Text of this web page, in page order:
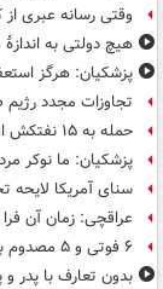
وقتی رسانه عبری از
هیچ دولتی به
پزشکیان: هرگز
تجاوزات مجدد
حمله به ۱۵ نفتکش‌ اماراتی از ابتدای جنگ
پزشکیان: ما نوکر
سنای آمریکا لایحه
عراقچی: زمان آن
۶ فوتی و ۵ مصدوم بر اثر تصادف زنجیره‌ای
بدون تعارف با پدر